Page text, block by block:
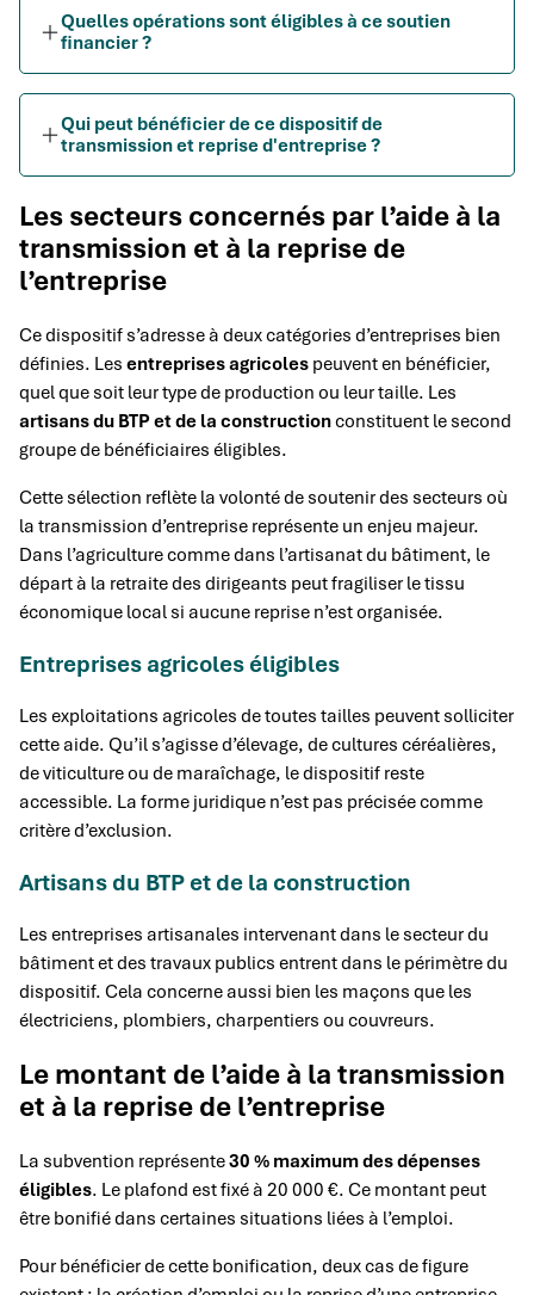
Quelles opérations sont éligibles à ce soutien
financier ?
Qui peut bénéficier de ce dispositif de
transmission et reprise d'entreprise ?
Les secteurs concernés par l’aide à la
transmission et à la reprise de
l’entreprise
Ce dispositif s’adresse à deux catégories d’entreprises bien
définies. Les entreprises agricoles peuvent en bénéficier,
quel que soit leur type de production ou leur taille. Les
artisans du BTP et de la constructionconstituent le second
groupe de bénéficiaires éligibles.
Cette sélection reflète la volonté de soutenir des secteurs où
la transmission d’entreprise représente un enjeu majeur.
Dans l’agriculture comme dans l’artisanat du bâtiment, le
départ à la retraite des dirigeants peut fragiliser le tissu
économique local si aucune reprise n’est organisée.
Entreprises agricoles éligibles
Les exploitations agricoles de toutes tailles peuvent solliciter
cette aide. Qu’il s’agisse d’élevage, de cultures céréalières,
de viticulture ou de maraîchage, le dispositif reste
accessible. La forme juridique n’est pas précisée comme
critère d’exclusion.
Artisans du BTP et de la construction
Les entreprises artisanales intervenant dans le secteur du
bâtiment et des travaux publics entrent dans le périmètre du
dispositif. Cela concerne aussi bien les maçons que les
électriciens, plombiers, charpentiers ou couvreurs.
Le montant de l’aide à la transmission
et à la reprise de l’entreprise
La subvention représente30 % maximum des dépenses
éligibles. Le plafond est fixé à 20 000 €. Ce montant peut
être bonifié dans certaines situations liées à l’emploi.
Pour bénéficier de cette bonification, deux cas de figure